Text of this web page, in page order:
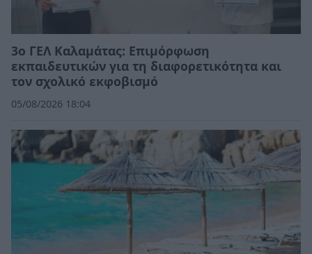
3ο ΓΕΛ Καλαμάτας: Επιμόρφωση
εκπαιδευτικών για τη διαφορετικότητα και
τον σχολικό εκφοβισμό
05/08/2026 18:04